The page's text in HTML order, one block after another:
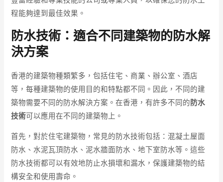
程能夠達到最佳效果。
防水技術：適合不同建築物的防水解
決方案
香港的建築物種類繁多，包括住宅、商業、辦公室、酒店
等，每種建築物的使用目的和特點都不同。因此，不同的建
築物需要不同的防水解決方案。在香港，有許多不同的防水
技術可以應用在不同的建築物上。
首先，對於住宅建築物，常見的防水技術包括：混凝土屋面
防水、水泥瓦頂防水、泥水牆面防水、地下室防水等。這些
防水技術都可以有效地防止水損壞和漏水，保護建築物的結
構安全和使用壽命。